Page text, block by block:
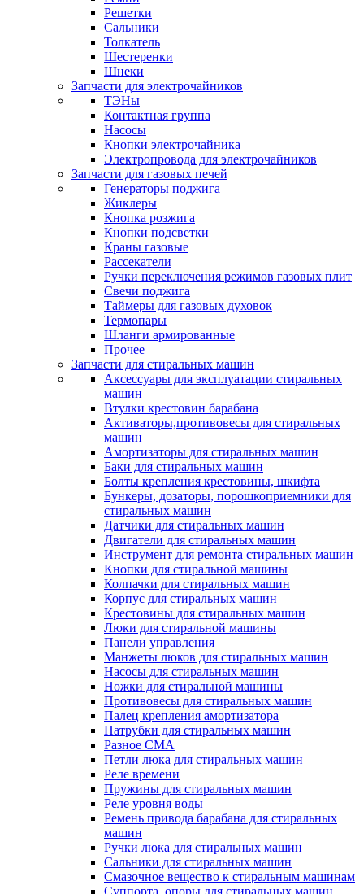
Решетки
Сальники
Толкатель
Шестеренки
Шнеки
Запчасти для электрочайников
ТЭНы
Контактная группа
Насосы
Кнопки электрочайника
Электропровода для электрочайников
Запчасти для газовых печей
Генераторы поджига
Жиклеры
Кнопка розжига
Кнопки подсветки
Краны газовые
Рассекатели
Ручки переключения режимов газовых плит
Свечи поджига
Таймеры для газовых духовок
Термопары
Шланги армированные
Прочее
Запчасти для стиральных машин
Аксессуары для эксплуатации стиральных
машин
Втулки крестовин барабана
Активаторы,противовесы для стиральных
машин
Амортизаторы для стиральных машин
Баки для стиральных машин
Болты крепления крестовины, шкифта
Бункеры, дозаторы, порошкоприемники для
стиральных машин
Датчики для стиральных машин
Двигатели для стиральных машин
Инструмент для ремонта стиральных машин
Кнопки для стиральной машины
Колпачки для стиральных машин
Корпус для стиральных машин
Крестовины для стиральных машин
Люки для стиральной машины
Панели управления
Манжеты люков для стиральных машин
Насосы для стиральных машин
Ножки для стиральной машины
Противовесы для стиральных машин
Палец крепления амортизатора
Патрубки для стиральных машин
Разное СМА
Петли люка для стиральных машин
Реле времени
Пружины для стиральных машин
Реле уровня воды
Ремень привода барабана для стиральных
машин
Ручки люка для стиральных машин
Сальники для стиральных машин
Смазочное вещество к стиральным машинам
Суппорта, опоры для стиральных машин